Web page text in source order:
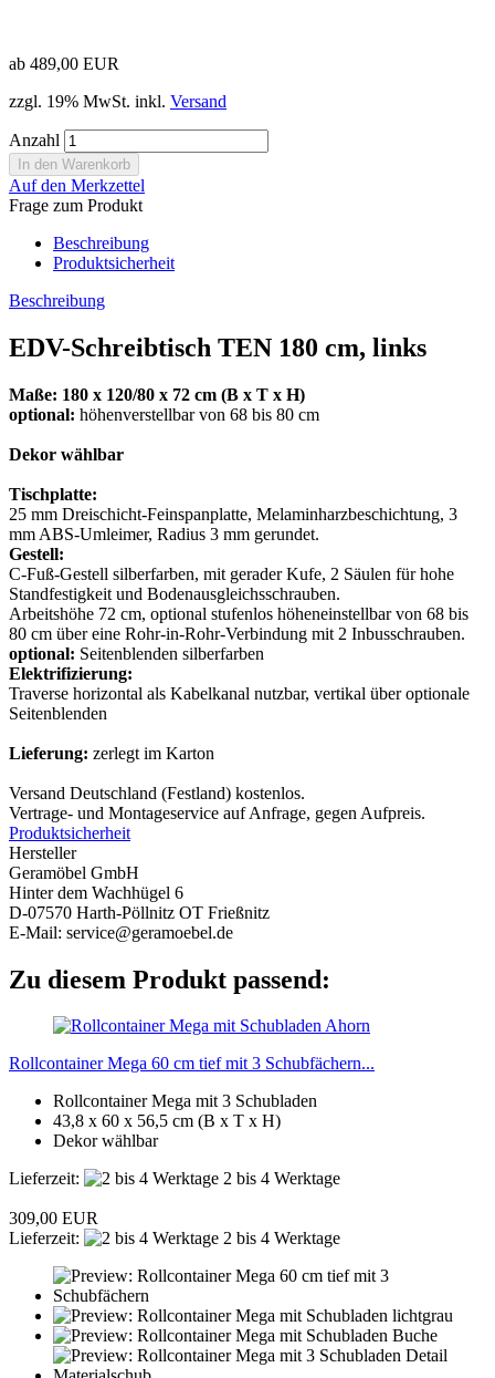
ab 489,00 EUR
zzgl. 19% MwSt. inkl. Versand
Anzahl
Auf den Merkzettel
Frage zum Produkt
Beschreibung
Produktsicherheit
Beschreibung
EDV-Schreibtisch TEN 180 cm, links
Maße: 180 x 120/80 x 72 cm (B x T x H)
optional: höhenverstellbar von 68 bis 80 cm
Dekor wählbar
Tischplatte:
25 mm Dreischicht-Feinspanplatte, Melaminharzbeschichtung, 3
mm ABS-Umleimer, Radius 3 mm gerundet.
Gestell:
C-Fuß-Gestell silberfarben, mit gerader Kufe, 2 Säulen für hohe
Standfestigkeit und Bodenausgleichsschrauben.
Arbeitshöhe 72 cm, optional stufenlos höheneinstellbar von 68 bis
80 cm über eine Rohr-in-Rohr-Verbindung mit 2 Inbusschrauben.
optional: Seitenblenden silberfarben
Elektrifizierung:
Traverse horizontal als Kabelkanal nutzbar, vertikal über optionale
Seitenblenden
Lieferung: zerlegt im Karton
Versand Deutschland (Festland) kostenlos.
Vertrage- und Montageservice auf Anfrage, gegen Aufpreis.
Produktsicherheit
Hersteller
Geramöbel GmbH
Hinter dem Wachhügel 6
D-07570 Harth-Pöllnitz OT Frießnitz
E-Mail: service@geramoebel.de
Zu diesem Produkt passend:
Rollcontainer Mega 60 cm tief mit 3 Schubfächern...
Rollcontainer Mega mit 3 Schubladen
43,8 x 60 x 56,5 cm (B x T x H)
Dekor wählbar
Lieferzeit:
2 bis 4 Werktage
309,00 EUR
Lieferzeit:
2 bis 4 Werktage